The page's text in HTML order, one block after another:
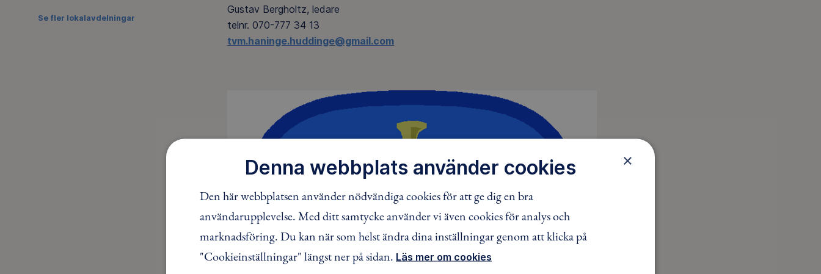
Se fler lokalavdelningar
Gustav Bergholtz, ledare
telnr. 070-777 34 13
tvm.haninge.huddinge@gmail.com
×
Denna webbplats använder cookies
Den här webbplatsen använder nödvändiga cookies för att ge dig en bra
användarupplevelse. Med ditt samtycke använder vi även cookies för analys och
marknadsföring. Du kan när som helst ändra dina inställningar genom att klicka på
"Cookieinställningar" längst ner på sidan. Läs mer om cookies